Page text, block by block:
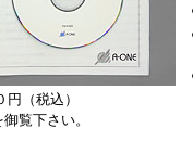
（税込）
御覧下さい。